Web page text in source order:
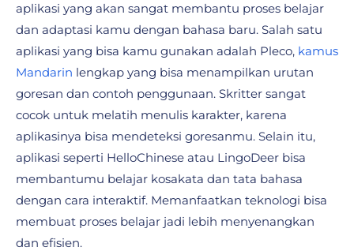
aplikasi yang akan sangat membantu proses belajar
dan adaptasi kamu dengan bahasa baru. Salah satu
aplikasi yang bisa kamu gunakan adalah Pleco, kamus
Mandarin lengkap yang bisa menampilkan urutan
goresan dan contoh penggunaan. Skritter sangat
cocok untuk melatih menulis karakter, karena
aplikasinya bisa mendeteksi goresanmu. Selain itu,
aplikasi seperti HelloChinese atau LingoDeer bisa
membantumu belajar kosakata dan tata bahasa
dengan cara interaktif. Memanfaatkan teknologi bisa
membuat proses belajar jadi lebih menyenangkan
dan efisien.